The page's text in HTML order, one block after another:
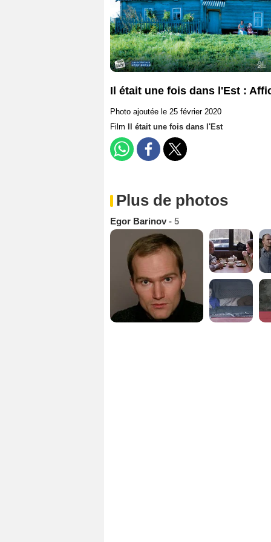
Il était une fois dans l'Est :
Photo ajoutée le 25 février 2020
Film
Il était une fois dans l'Est
Plus de photos
Egor Barinov - 5